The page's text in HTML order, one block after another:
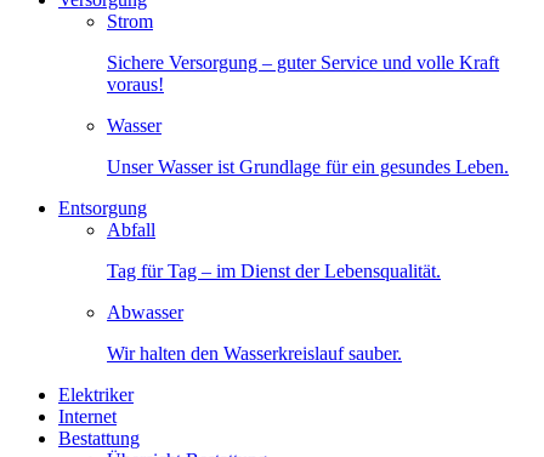
Strom
Sichere Versorgung – guter Service und volle Kraft
voraus!
Wasser
Unser Wasser ist Grundlage für ein gesundes Leben.
Entsorgung
Abfall
Tag für Tag – im Dienst der Lebensqualität.
Abwasser
Wir halten den Wasserkreislauf sauber.
Elektriker
Internet
Bestattung